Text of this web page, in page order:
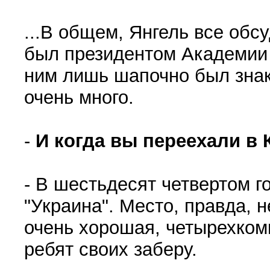
...В общем, Янгель все
был президентом
ним лишь шапочно был
очень много.
- И когда вы переехали в
- В шестьдесят четвертом
"Украина". Место, правда,
очень хорошая,
ребят своих заберу.